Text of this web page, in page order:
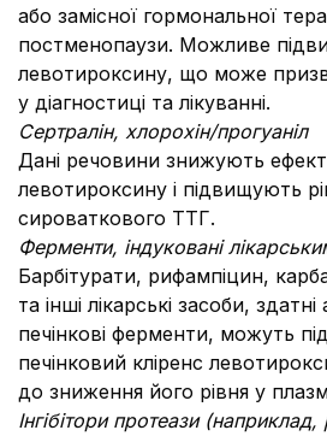
або замісної гормональної
постменопаузи. Можливе
левотироксину, що може
у діагностиці та лікуванні.
Сертралін, хлорохін/прогуаніл
Дані речовини знижують
левотироксину і підвищують
сироваткового ТТГ.
Ферменти, індуковані
Барбітурати, рифампіцин,
та інші лікарські засоби,
печінкові ферменти, можуть
печінковий кліренс
до зниження його рівня у
Інгібітори протеази (наприклад,